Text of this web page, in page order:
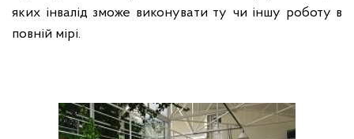
яких інвалід зможе виконувати ту чи іншу роботу в
повній мірі.